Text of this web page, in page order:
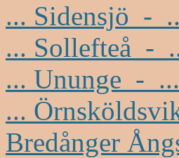
... Sidensjö -
... Sollefteå -
... Ununge -
...
Bredånger